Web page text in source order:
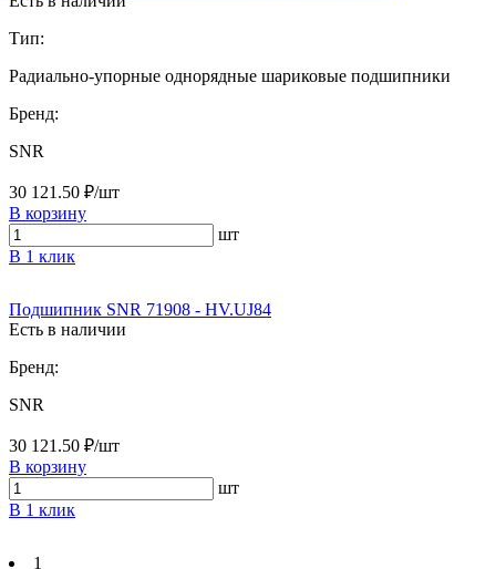
Тип:
Радиально-упорные однорядные шариковые подшипники
Бренд:
SNR
30 121.50 ₽/шт
В корзину
шт
В 1 клик
Подшипник SNR 71908 - HV.UJ84
Есть в наличии
Бренд:
SNR
30 121.50 ₽/шт
В корзину
шт
В 1 клик
1